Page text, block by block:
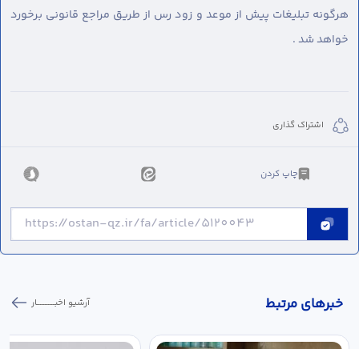
هرگونه تبلیغات پیش از موعد و زود رس از طریق مراجع قانونی برخورد
خواهد شد .
اشتراک گذاری
چاپ کردن
خبر‌های مرتبط آرشیو اخبـــــــــــار